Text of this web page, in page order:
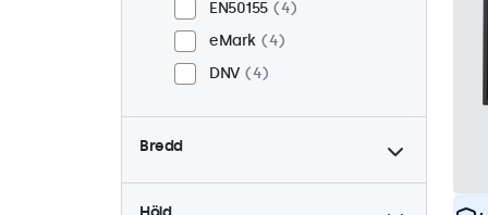
EN50155
4
eMark
4
DNV
4
Bredd